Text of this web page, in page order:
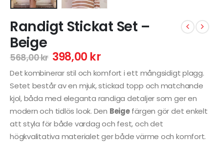
Randigt Stickat Set –
Beige
568,00kr 398,00 kr
Det kombinerar stil och komfort i ett mångsidigt plagg.
Setet består av en mjuk, stickad topp och matchande
kjol, båda med eleganta randiga detaljer som ger en
modern och tidlös look. Den Beigefärgen gör det enkelt
att styla för både vardag och fest, och det
högkvalitativa materialet ger både värme och komfort.